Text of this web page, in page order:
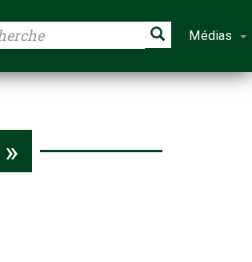
Médias
»